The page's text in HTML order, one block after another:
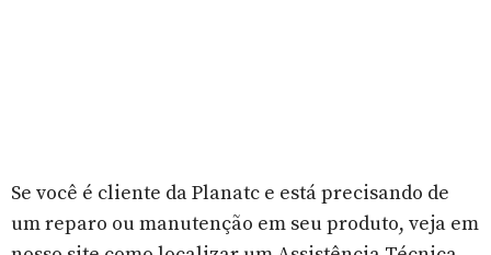
Se você é cliente da Planatc e está precisando de
um reparo ou manutenção em seu produto, veja em